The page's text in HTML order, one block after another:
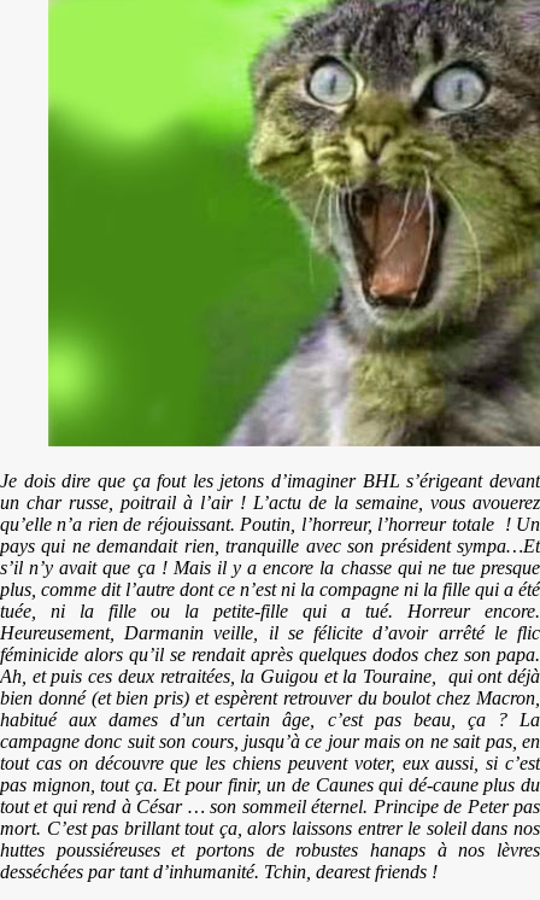
Je dois dire que ça fout les jetons d’imaginer BHL s’érigeant devant
un char russe, poitrail à l’air ! L’actu de la semaine, vous avouerez
qu’elle n’a rien de réjouissant. Poutin, l’horreur, l’horreur totale ! Un
pays qui ne demandait rien, tranquille avec son président sympa…Et
s’il n’y avait que ça ! Mais il y a encore la chasse qui ne tue presque
plus, comme dit l’autre dont ce n’est ni la compagne ni la fille qui a été
tuée, ni la fille ou la petite-fille qui a tué. Horreur encore.
Heureusement, Darmanin veille, il se félicite d’avoir arrêté le flic
féminicide alors qu’il se rendait après quelques dodos chez son papa.
Ah, et puis ces deux retraitées, la Guigou et la Touraine, qui ont déjà
bien donné (et bien pris) et espèrent retrouver du boulot chez Macron,
habitué aux dames d’un certain âge, c’est pas beau, ça ? La
campagne donc suit son cours, jusqu’à ce jour mais on ne sait pas, en
tout cas on découvre que les chiens peuvent voter, eux aussi, si c’est
pas mignon, tout ça. Et pour finir, un de Caunes qui dé-caune plus du
tout et qui rend à César … son sommeil éternel. Principe de Peter pas
mort. C’est pas brillant tout ça, alors laissons entrer le soleil dans nos
huttes poussiéreuses et portons de robustes hanaps à nos lèvres
desséchées par tant d’inhumanité. Tchin, dearest friends !